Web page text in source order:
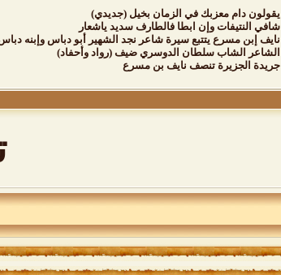
يقولون دام معزبك في الزمان بخيل (جديدي)
شافي النتيفات وإن ابطا فالطارف سديد ياشعار
نايف إبن مسرع يتتبع سيرة شاعر نجد الشهير أبو دباس وإبنه
الشاعر الشاب سلطان الدوسري ضيف (رواد وأحفاد)
جريدة الجزيرة تنصف نايف بن مسرع